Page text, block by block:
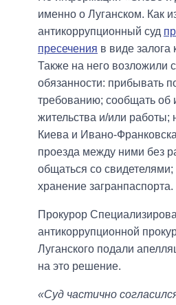
именно о Луганском. Как
антикоррупционный суд
пресечения в виде залога
Также на него возложили
обязанности: прибывать
требованию; сообщать об
жительства и/или работы;
Киева и Ивано-
проезда между ними без
общаться со свидетелями;
хранение загранпаспорта.
Прокурор
антикоррупционной
Луганского подали
на это решение.
«Суд частично